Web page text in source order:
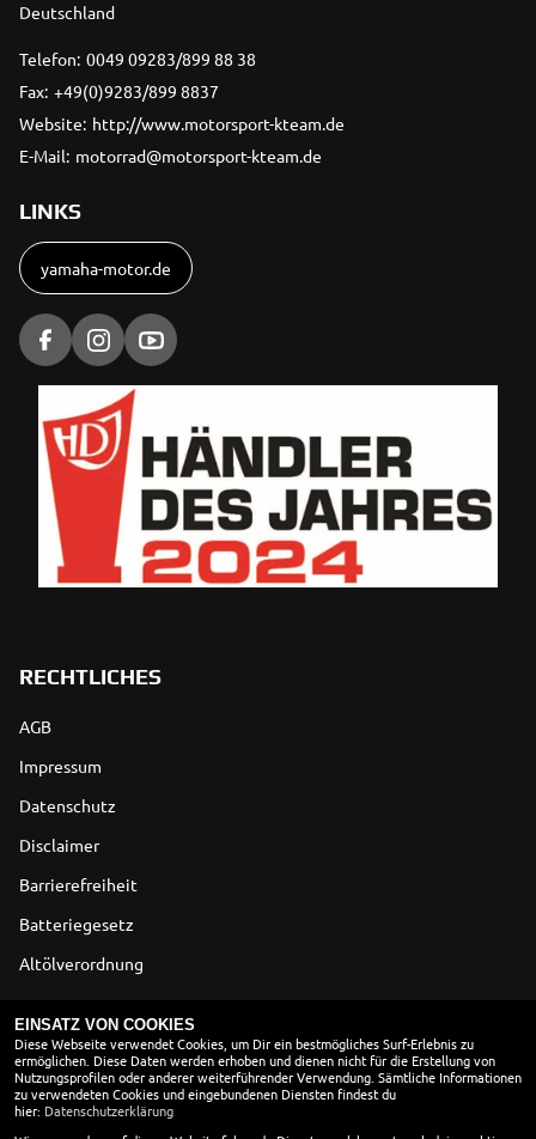
Deutschland
Telefon: 0049 09283/899 88 38
Fax: +49(0)9283/899 8837
Website: http://www.motorsport-kteam.de
E-Mail: motorrad@motorsport-kteam.de
LINKS
yamaha-motor.de
RECHTLICHES
AGB
Impressum
Datenschutz
Disclaimer
Barrierefreiheit
Batteriegesetz
Altölverordnung
ÖFFNUNGSZEITEN
ÖFFNUNGSZEITEN
Montag:
10:00 - 18:00
EINSATZ VON COOKIES
Diese Webseite verwendet Cookies, um Dir ein bestmögliches Surf-Erlebnis zu
ermöglichen. Diese Daten werden erhoben und dienen nicht für die Erstellung von
Nutzungsprofilen oder anderer weiterführender Verwendung. Sämtliche Informationen
zu verwendeten Cookies und eingebundenen Diensten findest du
hier: Datenschutzerklärung